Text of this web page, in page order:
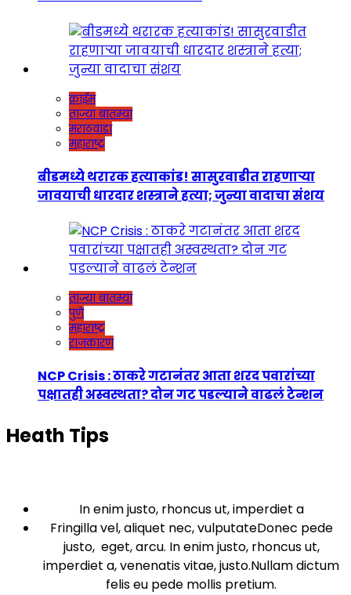
क्राईम
ताज्या बातम्या
मराठवाडा
महाराष्ट्र
बीडमध्ये थरारक हत्याकांड! सासुरवाडीत राहणाऱ्या
जावयाची धारदार शस्त्राने हत्या; जुन्या वादाचा संशय
ताज्या बातम्या
पुणे
महाराष्ट्र
राजकारण
NCP Crisis : ठाकरे गटानंतर आता शरद पवारांच्या
पक्षातही अस्वस्थता? दोन गट पडल्याने वाढलं टेन्शन
Heath Tips
In enim justo, rhoncus ut, imperdiet a
Fringilla vel, aliquet nec, vulputateDonec pede
justo, eget, arcu. In enim justo, rhoncus ut,
imperdiet a, venenatis vitae, justo.Nullam dictum
felis eu pede mollis pretium.